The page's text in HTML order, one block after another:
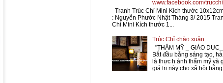
www.facebook.com/
Tranh Trúc Chỉ Mini Kích thước
: Nguyễn Phước Nhật Tháng 3/ 2015
Chỉ Mini Kích thước 1...
Trúc Chỉ chào xuân
"THẨM MỸ _ GIÁO
Bắt đầu bằng sáng tạo,
là thực h ành thẩm mỹ và
giá trị này cho xã hội